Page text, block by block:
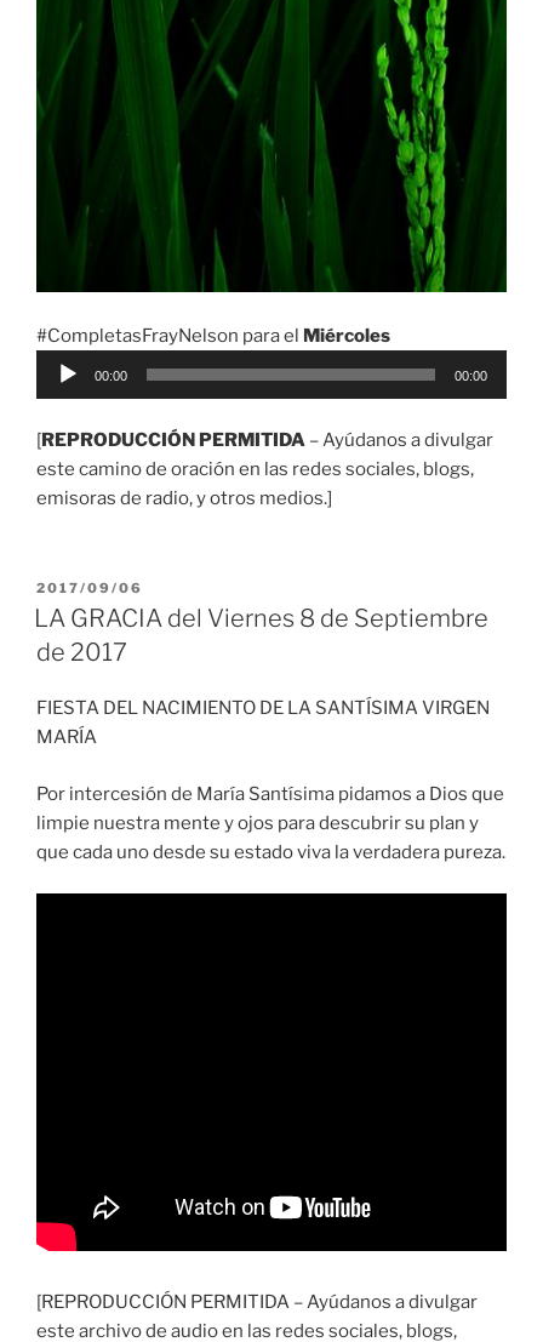
#CompletasFrayNelson para el Miércoles
Reproductor
00:00 00:00
[REPRODUCCIÓN PERMITIDA – Ayúdanos a divulgar
este camino de oración en las redes sociales, blogs,
emisoras de radio, y otros medios.]
PUBLICADO
EL
2017/09/06
LA GRACIA del Viernes 8 de Septiembre
de 2017
FIESTA DEL NACIMIENTO DE LA SANTÍSIMA VIRGEN
MARÍA
Por intercesión de María Santísima pidamos a Dios que
limpie nuestra mente y ojos para descubrir su plan y
que cada uno desde su estado viva la verdadera pureza.
[REPRODUCCIÓN PERMITIDA – Ayúdanos a divulgar
este archivo de audio en las redes sociales, blogs,